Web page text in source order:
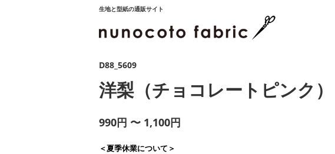
生地と型紙の通販サイト
D88_5609
洋梨（チョコレートピンク）
990円 〜 1,100円
＜夏季休業について＞